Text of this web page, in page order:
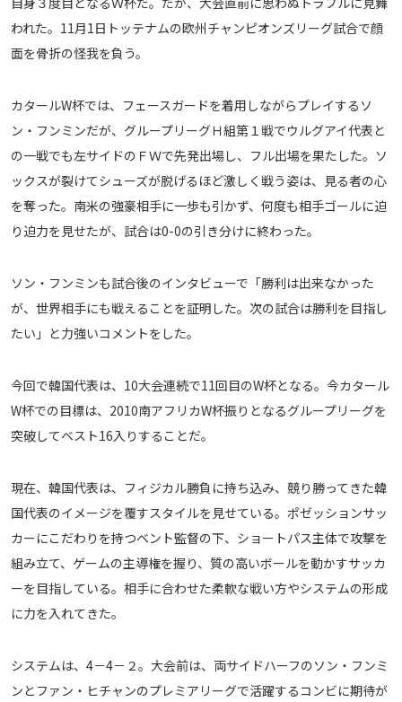
ご利用にあたって
お問い合わせ
Share
われた。11月1日トッテナムの欧州チャンピオンズリーグ試合で顔
面を骨折の怪我を負う。
カタールW杯では、フェースガードを着用しながらプレイするソ
ン・フンミンだが、グループリーグＨ組第１戦でウルグアイ代表と
の一戦でも左サイドのＦＷで先発出場し、フル出場を果たした。ソ
ックスが裂けてシューズが脱げるほど激しく戦う姿は、見る者の心
を奪った。南米の強豪相手に一歩も引かず、何度も相手ゴールに迫
り迫力を見せたが、試合は0-0の引き分けに終わった。
ソン・フンミンも試合後のインタビューで「勝利は出来なかった
が、世界相手にも戦えることを証明した。次の試合は勝利を目指し
たい」と力強いコメントをした。
今回で韓国代表は、10大会連続で11回目のW杯となる。今カタール
W杯での目標は、2010南アフリカW杯振りとなるグループリーグを
突破してベスト16入りすることだ。
現在、韓国代表は、フィジカル勝負に持ち込み、競り勝ってきた韓
国代表のイメージを覆すスタイルを見せている。ポゼッションサッ
カーにこだわりを持つベント監督の下、ショートパス主体で攻撃を
組み立て、ゲームの主導権を握り、質の高いボールを動かすサッカ
ーを目指している。相手に合わせた柔軟な戦い方やシステムの形成
に力を入れてきた。
システムは、4－4－２。大会前は、両サイドハーフのソン・フンミ
ンとファン・ヒチャンのプレミアリーグで活躍するコンビに期待が